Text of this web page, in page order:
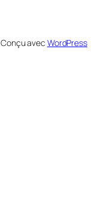
Conçu avec WordPress